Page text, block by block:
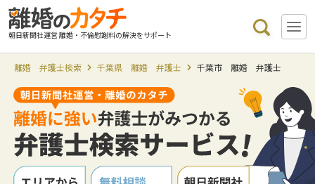
朝日新聞社運営 離婚・不倫慰謝料の解決をサポート
離婚 弁護士検索 千葉県 離婚 弁護士 千葉市 離婚 弁護士